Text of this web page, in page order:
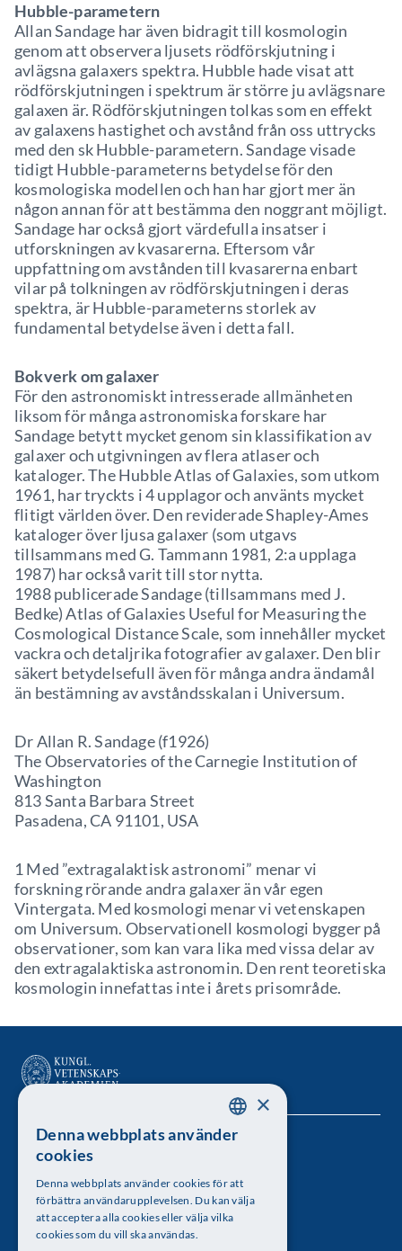
Hubble-parametern
Allan Sandage har även bidragit till kosmologin
genom att observera ljusets rödförskjutning i
avlägsna galaxers spektra. Hubble hade visat att
rödförskjutningen i spektrum är större ju avlägsnare
galaxen är. Rödförskjutningen tolkas som en effekt
av galaxens hastighet och avstånd från oss uttrycks
med den sk Hubble-parametern. Sandage visade
tidigt Hubble-parameterns betydelse för den
kosmologiska modellen och han har gjort mer än
någon annan för att bestämma den noggrant möjligt.
Sandage har också gjort värdefulla insatser i
utforskningen av kvasarerna. Eftersom vår
uppfattning om avstånden till kvasarerna enbart
vilar på tolkningen av rödförskjutningen i deras
spektra, är Hubble-parameterns storlek av
fundamental betydelse även i detta fall.
Bokverk om galaxer
För den astronomiskt intresserade allmänheten
liksom för många astronomiska forskare har
Sandage betytt mycket genom sin klassifikation av
galaxer och utgivningen av flera atlaser och
kataloger. The Hubble Atlas of Galaxies, som utkom
1961, har tryckts i 4 upplagor och använts mycket
flitigt världen över. Den reviderade Shapley-Ames
kataloger över ljusa galaxer (som utgavs
tillsammans med G. Tammann 1981, 2:a upplaga
1987) har också varit till stor nytta.
1988 publicerade Sandage (tillsammans med J.
Bedke) Atlas of Galaxies Useful for Measuring the
Cosmological Distance Scale, som innehåller mycket
vackra och detaljrika fotografier av galaxer. Den blir
säkert betydelsefull även för många andra ändamål
än bestämning av avståndsskalan i Universum.
Dr Allan R. Sandage (f1926)
The Observatories of the Carnegie Institution of
Washington
813 Santa Barbara Street
Pasadena, CA 91101, USA
1 Med ”extragalaktisk astronomi” menar vi
forskning rörande andra galaxer än vår egen
Vintergata. Med kosmologi menar vi vetenskapen
om Universum. Observationell kosmologi bygger på
observationer, som kan vara lika med vissa delar av
den extragalaktiska astronomin. Den rent teoretiska
kosmologin innefattas inte i årets prisområde.
Kungl. Vetenskapsakademien
Besöksadress: Lilla Frescativägen 4A
Telefon: 08-673 95 00
SWEDISH
×
Denna webbplats använder
cookies
Denna webbplats använder cookies för att
förbättra användarupplevelsen. Du kan välja
att acceptera alla cookies eller välja vilka
cookies som du vill ska användas.